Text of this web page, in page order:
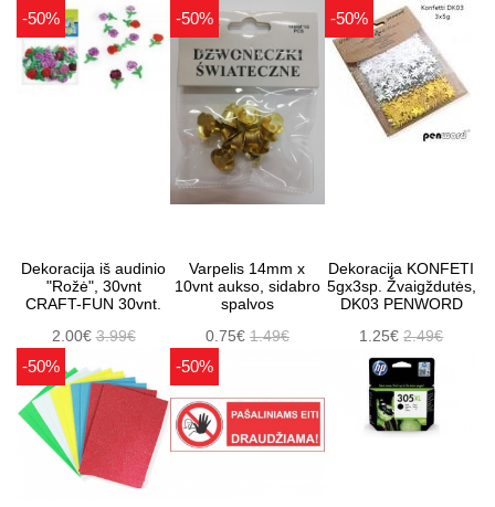
-50%
Dekoracija iš audinio
"Rožė", 30vnt
CRAFT-FUN 30vnt.
2.00€3.99€
-50%
Varpelis 14mm x
10vnt aukso, sidabro
spalvos
0.75€ 1.49€
-50%
Dekoracija KONFETI
5gx3sp. Žvaigždutės,
DK03 PENWORD
1.25€2.49€
-50% -50%